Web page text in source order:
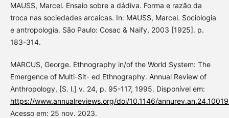
MAUSS, Marcel. Ensaio sobre a dádiva. Forma e razão da
troca nas sociedades arcaicas. In: MAUSS, Marcel. Sociologia
e antropologia. São Paulo: Cosac & Naify, 2003 [1925]. p.
183-314.
MARCUS, George. Ethnography in/of the World System: The
Emergence of Multi-Sit- ed Ethnography. Annual Review of
Anthropology, [S. l.] v. 24, p. 95-117, 1995. Disponível em:
https://www.annualreviews.org/doi/10.1146/
Acesso em: 25 nov. 2023.